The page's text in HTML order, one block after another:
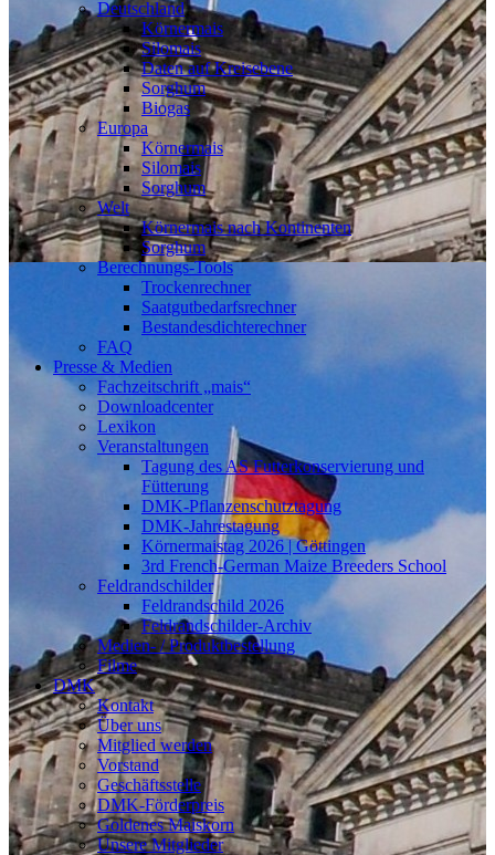
Deutschland
Körnermais
Silomais
Daten auf Kreisebene
Sorghum
Biogas
Europa
Körnermais
Silomais
Sorghum
Welt
Körnermais nach Kontinenten
Sorghum
Berechnungs-Tools
Trockenrechner
Saatgutbedarfsrechner
Bestandesdichterechner
FAQ
Presse & Medien
Fachzeitschrift „mais“
Downloadcenter
Lexikon
Veranstaltungen
Tagung des AS Futterkonservierung und
Fütterung
DMK-Pflanzenschutztagung
DMK-Jahrestagung
Körnermaistag 2026 | Göttingen
3rd French-German Maize Breeders School
Feldrandschilder
Feldrandschild 2026
Feldrandschilder-Archiv
Medien- / Produktbestellung
Filme
DMK
Kontakt
Über uns
Mitglied werden
Vorstand
Geschäftsstelle
DMK-Förderpreis
Goldenes Maiskorn
Unsere Mitglieder